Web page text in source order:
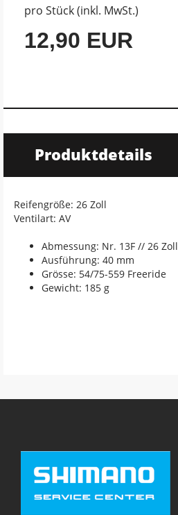
pro Stück (inkl. MwSt.)
12,90 EUR
Produktdetails
Reifengröße: 26 Zoll
Ventilart: AV
Abmessung: Nr. 13F // 26 Zoll
Ausführung: 40 mm
Grösse: 54/75-559 Freeride
Gewicht: 185 g